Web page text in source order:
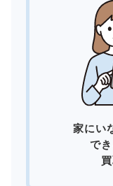
家にい
で